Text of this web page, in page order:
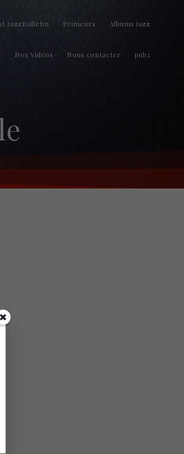
JazzBulletin Primeurs Albums jazz
Nos Vidéos Nous contacter pub2